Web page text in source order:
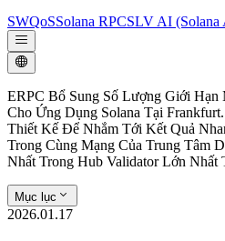
SWQoSSolana RPCSLV AI (Solana
ERPC Bổ Sung Số Lượng Giới Hạn
Cho Ứng Dụng Solana Tại
Thiết Kế Để Nhắm Tới Kết Quả
Trong Cùng Mạng Của Trung Tâm
Nhất Trong Hub Validator Lớn Nhất
Mục lục
2026.01.17